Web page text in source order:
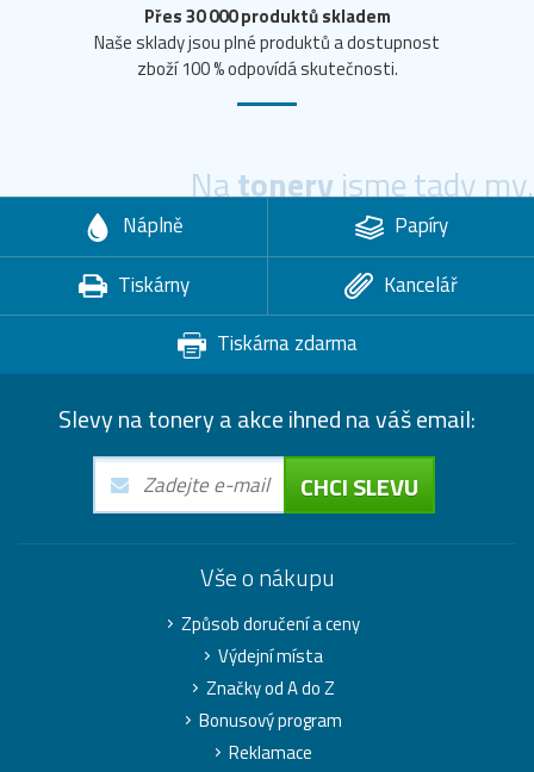
Přes 30 000 produktů skladem
Naše sklady jsou plné produktů a dostupnost
zboží 100 % odpovídá skutečnosti.
Natoneryjsme tady my.
Náplně
Papíry
Tiskárny
Kancelář
Tiskárna zdarma
Slevy na tonery a akce ihned na váš email:
CHCI SLEVU
Vše o nákupu
Způsob doručení a ceny
Výdejní místa
Značky od A do Z
Bonusový program
Reklamace